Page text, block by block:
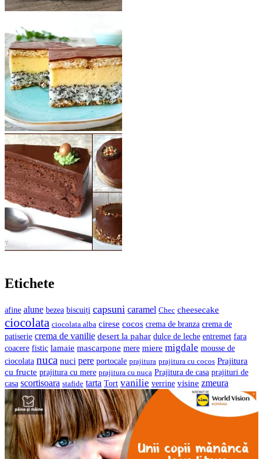
Etichete
afine alune bezea biscuiți capsuni caramel Chec cheesecake
ciocolata ciocolata alba cirese cocos crema de branza crema de
patiserie crema de vanilie desert la pahar dulce de leche entremet fara
coacere fistic lamaie mascarpone mere miere migdale mousse de
ciocolata nuca nuci pere portocale prajitura prajitura cu cocos Prajitura
cu fructe prajitura cu mere prajitura cu nuca Prajitura de casa prajituri de
casa scortisoara stafide tarta Tort vanilie verrine visine zmeura